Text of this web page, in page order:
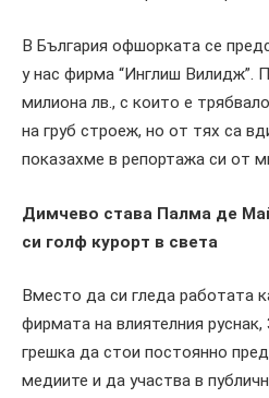
В България офшорката се
у нас фирма “Инглиш Вилидж”.
милиона лв., с които е
на груб строеж, но от тях са
показахме в репортажа си от
Димчево става Палма де
си голф курорт в света
Вместо да си гледа работата
фирмата на влиятелния руснак,
грешка да стои постоянно
медиите и да участва в